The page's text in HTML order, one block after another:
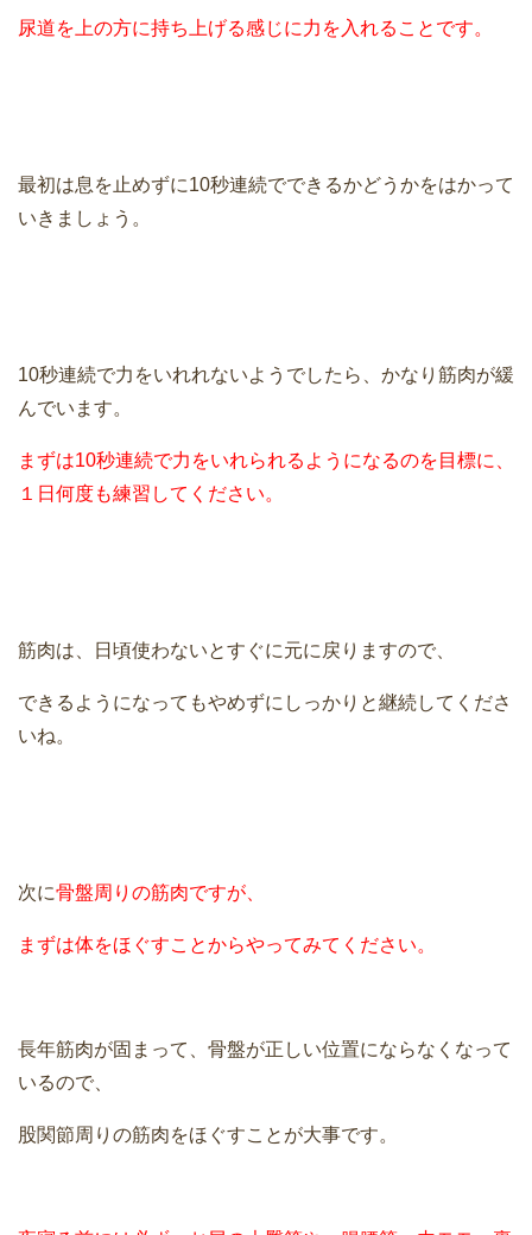
尿道を上の方に持ち上げる感じに力を入れることです。
最初は息を止めずに10秒連続でできるかどうかをはかって
いきましょう。
10秒連続で力をいれれないようでしたら、かなり筋肉が緩
んでいます。
まずは10秒連続で力をいれられるようになるのを目標に、
１日何度も練習してください。
筋肉は、日頃使わないとすぐに元に戻りますので、
できるようになってもやめずにしっかりと継続してくださ
いね。
次に骨盤周りの筋肉ですが、
まずは体をほぐすことからやってみてください。
長年筋肉が固まって、骨盤が正しい位置にならなくなって
いるので、
股関節周りの筋肉をほぐすことが大事です。